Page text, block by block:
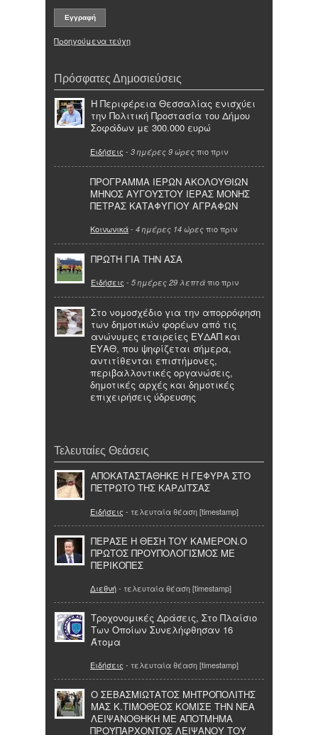
Προηγούμενα τεύχη
Πρόσφατες Δημοσιεύσεις
Η Περιφέρεια Θεσσαλίας ενισχύει
την Πολιτική Προστασία του Δήμου
Σοφάδων με 300.000 ευρώ
Ειδήσεις - 3 ημέρες 9 ώρες πιο πριν
ΠΡΟΓΡΑΜΜΑ ΙΕΡΩΝ ΑΚΟΛΟΥΘΙΩΝ
ΜΗΝΟΣ ΑΥΓΟΥΣΤΟΥ ΙΕΡΑΣ ΜΟΝΗΣ
ΠΕΤΡΑΣ ΚΑΤΑΦΥΓΙΟΥ ΑΓΡΑΦΩΝ
Κοινωνικά- 4 ημέρες 14 ώρες πιο πριν
ΠΡΩΤΗ ΓΙΑ ΤΗΝ ΑΣΑ
Ειδήσεις - 5 ημέρες 29 λεπτά πιο πριν
Στο νομοσχέδιο για την απορρόφηση
των δημοτικών φορέων από τις
ανώνυμες εταιρείες ΕΥΔΑΠ και
ΕΥΑΘ, που ψηφίζεται σήμερα,
αντιτίθενται επιστήμονες,
περιβαλλοντικές οργανώσεις,
δημοτικές αρχές και δημοτικές
επιχειρήσεις ύδρευσης
Τελευταίες Θεάσεις
ΑΠΟΚΑΤΑΣΤΑΘΗΚΕ Η ΓΕΦΥΡΑ ΣΤΟ
ΠΕΤΡΩΤΟ ΤΗΣ ΚΑΡΔΙΤΣΑΣ
Ειδήσεις - τελευταία θέαση [timestamp]
ΠΕΡΑΣΕ Η ΘΕΣΗ ΤΟΥ ΚΑΜΕΡΟΝ.Ο
ΠΡΩΤΟΣ ΠΡΟΥΠΟΛΟΓΙΣΜΟΣ ΜΕ
ΠΕΡΙΚΟΠΕΣ
Διεθνή- τελευταία θέαση [timestamp]
Τροχονομικές Δράσεις, Στο Πλαίσιο
Των Οποίων Συνελήφθησαν 16
Άτομα
Ειδήσεις - τελευταία θέαση [timestamp]
Ο ΣΕΒΑΣΜΙΩΤΑΤΟΣ ΜΗΤΡΟΠΟΛΙΤΗΣ
ΜΑΣ Κ.ΤΙΜΟΘΕΟΣ ΚΟΜΙΣΕ ΤΗΝ ΝΕΑ
ΛΕΙΨΑΝΟΘΗΚΗ ΜΕ ΑΠΟΤΜΗΜΑ
ΠΡΟΫΠΑΡΧΟΝΤΟΣ ΛΕΙΨΑΝΟΥ ΤΟΥ